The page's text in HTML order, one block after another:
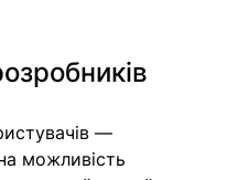
—
можливість